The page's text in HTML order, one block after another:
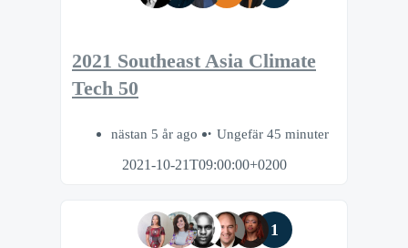
2021 Southeast Asia Climate
Tech 50
nästan 5 år ago
Ungefär 45 minuter
2021-10-21T09:00:00+0200
1